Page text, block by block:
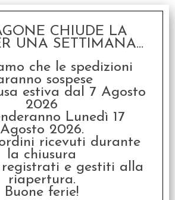
Millennium Blades -
Fusion Chaos
SCONTO 20%
€12,00
CHIUDE LA
UNA SETTIMANA...
che le spedizioni
sospese
estiva dal 7 Agosto
2026
Lunedì 17
Agosto 2026.
ricevuti durante
la chiusura
e gestiti alla
riapertura.
Buone ferie!